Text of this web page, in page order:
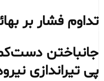
تداوم فشار بر
جانباختن
پی تیراندازی